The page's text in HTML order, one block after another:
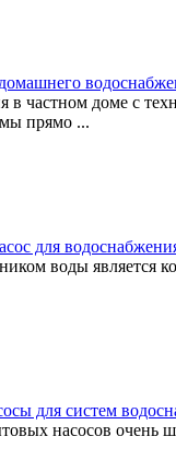
частном доме с
прямо ...
для
воды является
для систем
насосов